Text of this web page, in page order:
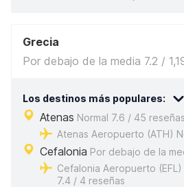
Grecia
Por debajo de la media 7.2 /
Los destinos más populares:
Atenas Normal 7.6 / 45 reseñas
Atenas Aeropuerto (ATH)
Cefalonia Por debajo de la
Cefalonia Aeropuerto
7.4 / 4 reseñas